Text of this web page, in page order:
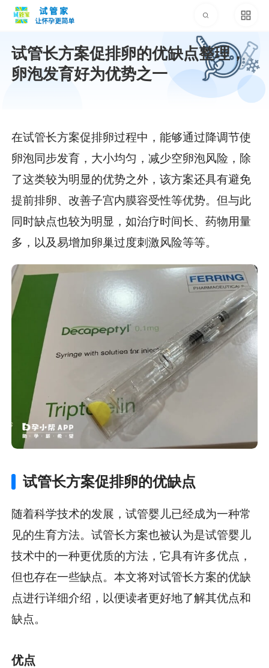
试管长方案促排卵的优缺点整理，
卵泡发育好为优势之一
在试管长方案促排卵过程中，能够通过降调节使
卵泡同步发育，大小均匀，减少空卵泡风险，除
了这类较为明显的优势之外，该方案还具有避免
提前排卵、改善子宫内膜容受性等优势。但与此
同时缺点也较为明显，如治疗时间长、药物用量
多，以及易增加卵巢过度刺激风险等等。
试管长方案促排卵的优缺点
随着科学技术的发展，试管婴儿已经成为一种常
见的生育方法。试管长方案也被认为是试管婴儿
技术中的一种更优质的方法，它具有许多优点，
但也存在一些缺点。本文将对试管长方案的优缺
点进行详细介绍，以便读者更好地了解其优点和
缺点。
优点